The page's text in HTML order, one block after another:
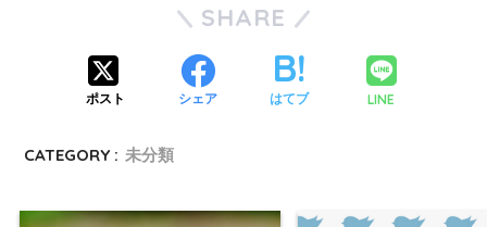
SHARE
ポスト シェア はてブ LINE
CATEGORY : 未分類